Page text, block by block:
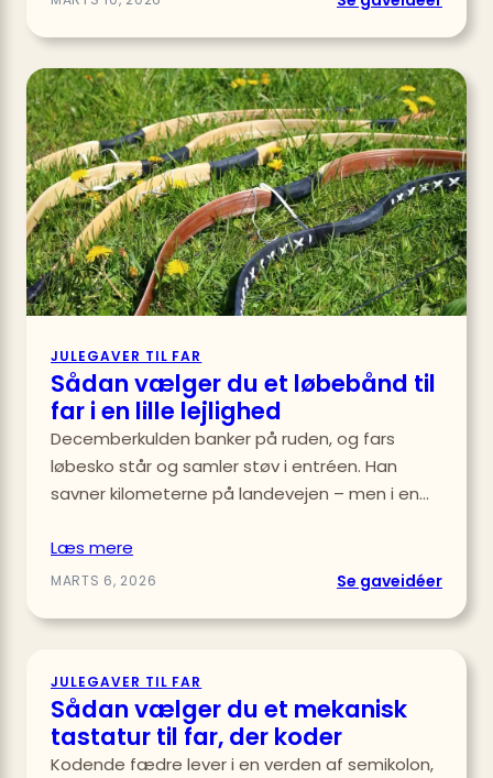
til
far
med
Home
JULEGAVER TIL FAR
Sådan vælger du et løbebånd til
far i en lille lejlighed
Decemberkulden banker på ruden, og fars
løbesko står og samler støv i entréen. Han
savner kilometerne på landevejen – men i en…
Læs mere
MARTS 6, 2026 Se gaveidéer:
Sådan
JULEGAVER TIL FAR
Sådan vælger du et mekanisk
tastatur til far, der koder
Kodende fædre lever i en verden af semikolon,